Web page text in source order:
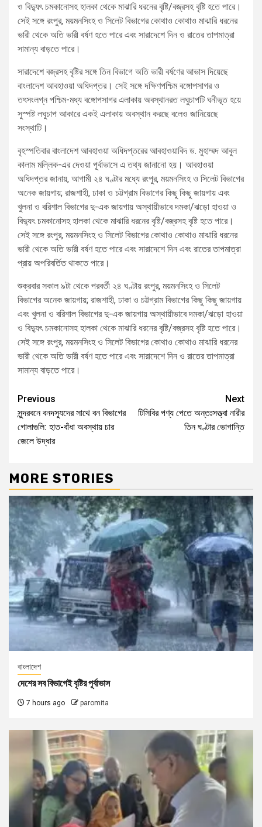
ও বিদ্যুৎ চমকানোসহ হালকা থেকে মাঝারি ধরনের বৃষ্টি/বজ্রসহ বৃষ্টি হতে পারে।
সেই সঙ্গে রংপুর, ময়মনসিংহ ও সিলেট বিভাগের কোথাও কোথাও মাঝারি ধরনের
ভারী থেকে অতি ভারী বর্ষণ হতে পারে এবং সারাদেশে দিন ও রাতের তাপমাত্রা
সামান্য বাড়তে পারে।
সারাদেশে বজ্রসহ বৃষ্টির সঙ্গে তিন বিভাগে অতি ভারী বর্ষণের আভাস দিয়েছে
বাংলাদেশ আবহাওয়া অধিদপ্তর। সেই সঙ্গে দক্ষিণপশ্চিম বঙ্গোপসাগর ও
তৎসংলগ্ন পশ্চিম-মধ্য বঙ্গোপসাগর এলাকায় অবস্থানরত লঘুচাপটি ঘনীভূত হয়ে
সুস্পষ্ট লঘুচাপ আকারে একই এলাকায় অবস্থান করছে বলেও জানিয়েছে
সংস্থাটি।
বৃহস্পতিবার বাংলাদেশ আবহাওয়া অধিদপ্তরের আবহাওয়াবিদ ড. মুহাম্মদ আবুল
কালাম মল্লিক-এর দেওয়া পূর্বাভাসে এ তথ্য জানানো হয়। আবহাওয়া
অধিদপ্তর জানায়, আগামী ২৪ ঘণ্টার মধ্যে রংপুর, ময়মনসিংহ ও সিলেট বিভাগের
অনেক জায়গায়; রাজশাহী, ঢাকা ও চট্টগ্রাম বিভাগের কিছু কিছু জায়গায় এবং
খুলনা ও বরিশাল বিভাগের দু-এক জায়গায় অস্থায়ীভাবে দমকা/ঝড়ো হাওয়া ও
বিদ্যুৎ চমকানোসহ হালকা থেকে মাঝারি ধরনের বৃষ্টি/বজ্রসহ বৃষ্টি হতে পারে।
সেই সঙ্গে রংপুর, ময়মনসিংহ ও সিলেট বিভাগের কোথাও কোথাও মাঝারি ধরনের
ভারী থেকে অতি ভারী বর্ষণ হতে পারে এবং সারাদেশে দিন এবং রাতের তাপমাত্রা
প্রায় অপরিবর্তিত থাকতে পারে।
শুক্রবার সকাল ৯টা থেকে পরবর্তী ২৪ ঘণ্টায় রংপুর, ময়মনসিংহ ও সিলেট
বিভাগের অনেক জায়গায়; রাজশাহী, ঢাকা ও চট্টগ্রাম বিভাগের কিছু কিছু জায়গায়
এবং খুলনা ও বরিশাল বিভাগের দু-এক জায়গায় অস্থায়ীভাবে দমকা/ঝড়ো হাওয়া
ও বিদ্যুৎ চমকানোসহ হালকা থেকে মাঝারি ধরনের বৃষ্টি/বজ্রসহ বৃষ্টি হতে পারে।
সেই সঙ্গে রংপুর, ময়মনসিংহ ও সিলেট বিভাগের কোথাও কোথাও মাঝারি ধরনের
ভারী থেকে অতি ভারী বর্ষণ হতে পারে এবং সারাদেশে দিন ও রাতের তাপমাত্রা
সামান্য বাড়তে পারে।
Previous
সুন্দরবনে বনদস্যুদের সাথে বন বিভাগের
গোলাগুলি: হাত-বাঁধা অবস্থায় চার
জেলে উদ্ধার
Next
টিসিবির পণ্য পেতে অন্তঃসত্ত্বা নারীর
তিন ঘণ্টার ভোগান্তি
MORE STORIES
বাংলাদেশ
দেশের সব বিভাগেই বৃষ্টির পূর্বাভাস
7 hours ago paromita